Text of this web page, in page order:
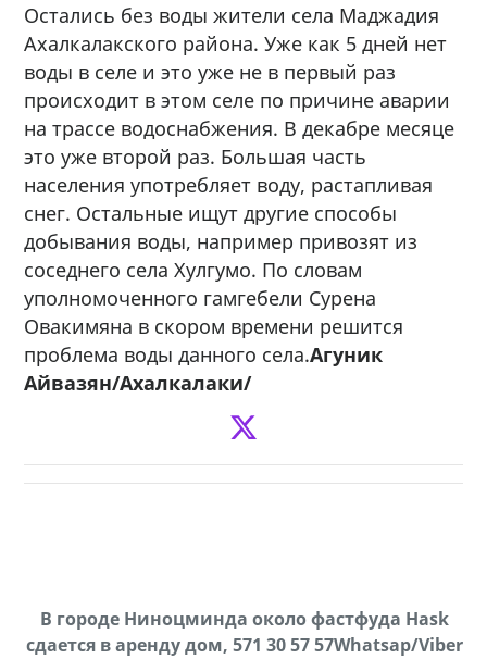
Остались без воды жители села Маджадия
Ахалкалакского района. Уже как 5 дней нет
воды в селе и это уже не в первый раз
происходит в этом селе по причине аварии
на трассе водоснабжения. В декабре месяце
это уже второй раз. Большая часть
населения употребляет воду, растапливая
снег. Остальные ищут другие способы
добывания воды, например привозят из
соседнего села Хулгумо. По словам
уполномоченного гамгебели Сурена
Овакимяна в скором времени решится
проблема воды данного села.Агуник
Айвазян/Ахалкалаки/
В городе Ниноцминда около фастфуда Hask
cдается в аренду дом, 571 30 57 57Whatsap/Viber
Продается машина марки Prado,571 30 57
57Whatsap/Viber